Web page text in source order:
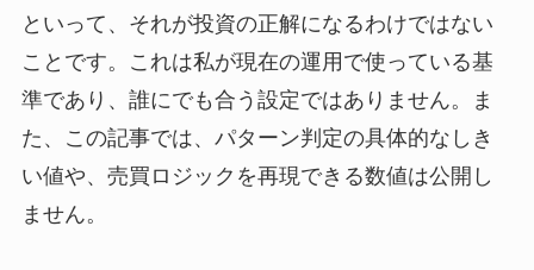
といって、それが投資の正解になるわけではない
ことです。これは私が現在の運用で使っている基
準であり、誰にでも合う設定ではありません。ま
た、この記事では、パターン判定の具体的なしき
い値や、売買ロジックを再現できる数値は公開し
ません。